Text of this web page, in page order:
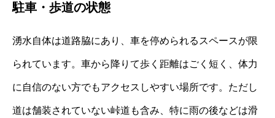
駐車・歩道の状態
湧水自体は道路脇にあり、車を停められるスペースが限
られています。車から降りて歩く距離はごく短く、体力
に自信のない方でもアクセスしやすい場所です。ただし
道は舗装されていない峠道も含み、特に雨の後などは滑